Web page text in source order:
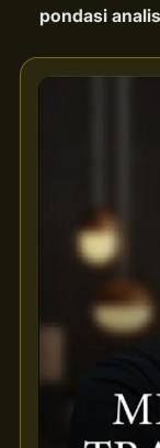
pondasi